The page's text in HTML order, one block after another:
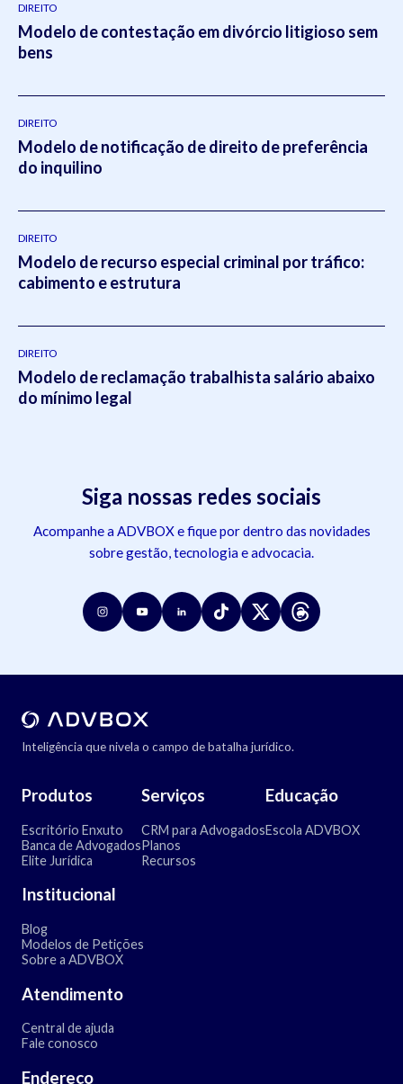
DIREITO
Modelo de contestação em divórcio litigioso sem
bens
DIREITO
Modelo de notificação de direito de preferência
do inquilino
DIREITO
Modelo de recurso especial criminal por tráfico:
cabimento e estrutura
DIREITO
Modelo de reclamação trabalhista salário abaixo
do mínimo legal
Siga nossas redes sociais
Acompanhe a ADVBOX e fique por dentro das novidades
sobre gestão, tecnologia e advocacia.
Inteligência que nivela o campo de batalha jurídico.
Produtos
Escritório Enxuto
Banca de Advogados
Elite Jurídica
Serviços
CRM para Advogados
Planos
Recursos
Educação
Escola ADVBOX
Institucional
Blog
Modelos de Petições
Sobre a ADVBOX
Atendimento
Central de ajuda
Fale conosco
Endereço